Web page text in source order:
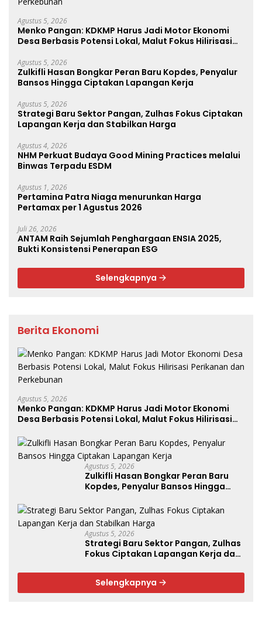
Agustus 5, 2026
Menko Pangan: KDKMP Harus Jadi Motor Ekonomi
Desa Berbasis Potensi Lokal, Malut Fokus Hilirisasi
Agustus 5, 2026
Zulkifli Hasan Bongkar Peran Baru Kopdes, Penyalur
Bansos Hingga Ciptakan Lapangan Kerja
Agustus 5, 2026
Strategi Baru Sektor Pangan, Zulhas Fokus Ciptakan
Lapangan Kerja dan Stabilkan Harga
Agustus 4, 2026
NHM Perkuat Budaya Good Mining Practices melalui
Binwas Terpadu ESDM
Agustus 1, 2026
Pertamina Patra Niaga menurunkan Harga
Pertamax per 1 Agustus 2026
Juli 26, 2026
ANTAM Raih Sejumlah Penghargaan ENSIA 2025,
Bukti Konsistensi Penerapan ESG
Selengkapnya
Berita Ekonomi
Agustus 5, 2026
Menko Pangan: KDKMP Harus Jadi Motor Ekonomi
Desa Berbasis Potensi Lokal, Malut Fokus Hilirisasi
Agustus 5, 2026
Zulkifli Hasan Bongkar Peran Baru
Kopdes, Penyalur Bansos Hingga
Agustus 5, 2026
Strategi Baru Sektor Pangan, Zulhas
Fokus Ciptakan Lapangan Kerja dan
Selengkapnya